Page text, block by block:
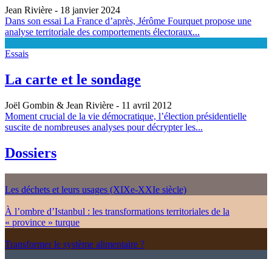
Jean Rivière - 18 janvier 2024
Dans son essai La France d’après, Jérôme Fourquet propose une
analyse territoriale des comportements électoraux...
Essais
La carte et le sondage
Joël Gombin & Jean Rivière - 11 avril 2012
Moment crucial de la vie démocratique, l’élection présidentielle
suscite de nombreuses analyses pour décrypter les...
Dossiers
Les déchets et leurs usages (XIXe-XXIe siècle)
À l’ombre d’Istanbul : les transformations territoriales de la
« province » turque
Transformer le système alimentaire ?